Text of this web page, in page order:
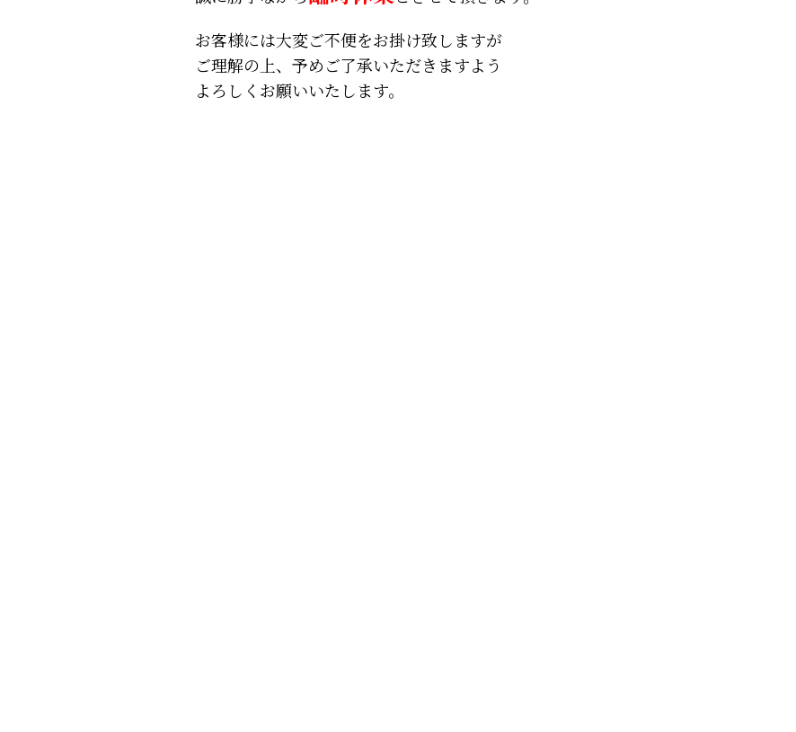
お客様には大変ご不便をお掛け致しますが
ご理解の上、予めご了承いただきますよう
よろしくお願いいたします。